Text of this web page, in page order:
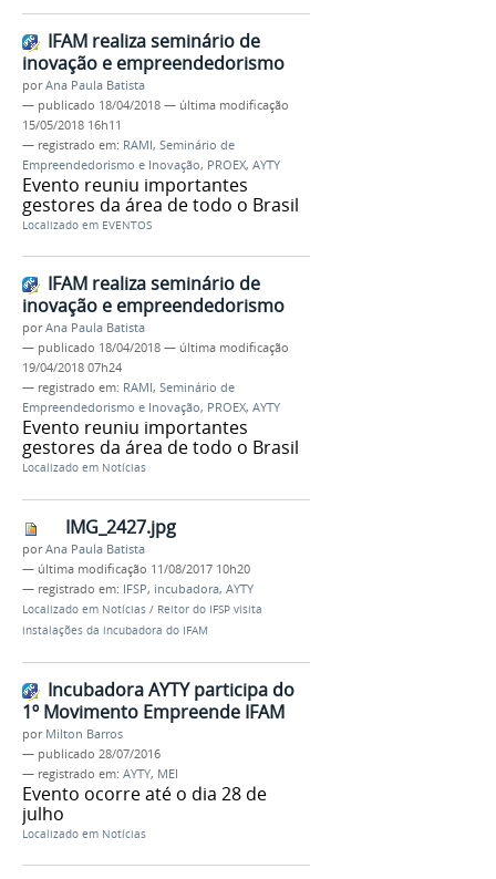
IFAM realiza seminário de
inovação e empreendedorismo
porAna Paula Batista
— publicado 18/04/2018 — última modificação
15/05/2018 16h11
— registrado em: RAMI, Seminário de
Empreendedorismo e Inovação, PROEX, AYTY
Evento reuniu importantes
gestores da área de todo o Brasil
Localizado em EVENTOS
IFAM realiza seminário de
inovação e empreendedorismo
porAna Paula Batista
— publicado 18/04/2018 — última modificação
19/04/2018 07h24
— registrado em: RAMI, Seminário de
Empreendedorismo e Inovação, PROEX, AYTY
Evento reuniu importantes
gestores da área de todo o Brasil
Localizado em Notícias
IMG_2427.jpg
porAna Paula Batista
— última modificação 11/08/2017 10h20
— registrado em: IFSP, incubadora, AYTY
Localizado em Notícias / Reitor do IFSP visita
instalações da incubadora do IFAM
Incubadora AYTY participa do
1º Movimento Empreende IFAM
por Milton Barros
— publicado 28/07/2016
— registrado em: AYTY, MEI
Evento ocorre até o dia 28 de
julho
Localizado em Notícias